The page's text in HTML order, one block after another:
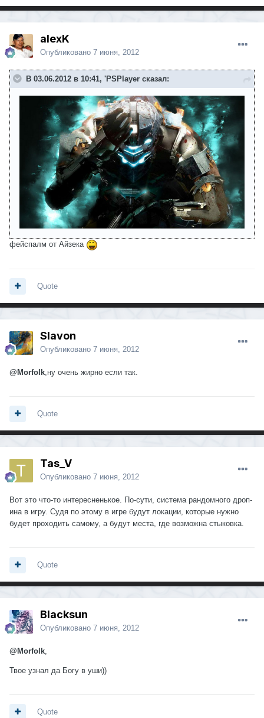
alexK
Опубликовано 7 июня, 2012
В 03.06.2012 в 10:41, 'PSPlayer сказал:
фейспалм от Айзека
Quote
Slavon
Опубликовано 7 июня, 2012
@Morfolk,ну очень жирно если так.
Quote
Tas_V
Опубликовано 7 июня, 2012
Вот это что-то интересненькое. По-сути, система рандомного дроп-
ина в игру. Судя по этому в игре будут локации, которые нужно
будет проходить самому, а будут места, где возможна стыковка.
Quote
Blacksun
Опубликовано 7 июня, 2012
@Morfolk,
Твое узнал да Богу в уши))
Quote